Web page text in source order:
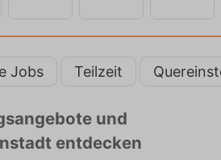
Jobs Teilzeit
und
entdecken